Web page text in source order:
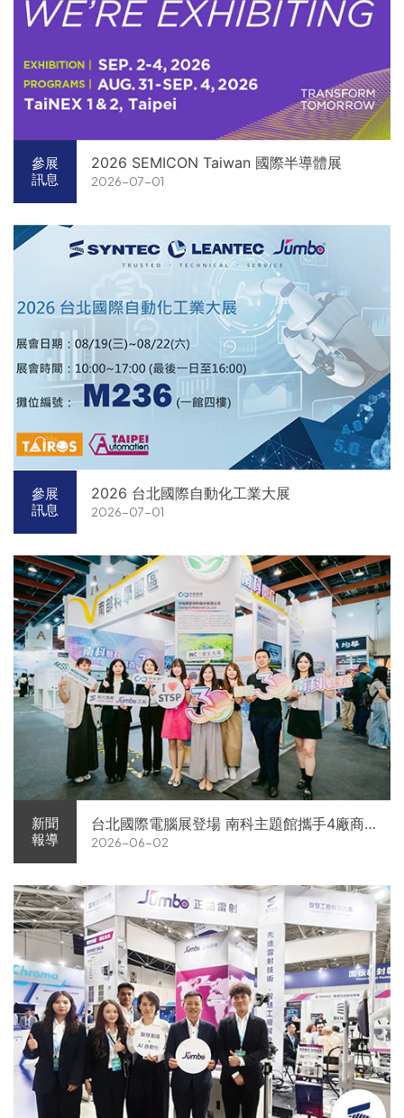
參展
訊息
2026 SEMICON Taiwan 國際半導體展
2026-07-01
參展
訊息
2026 台北國際自動化工業大展
2026-07-01
新聞
報導
台北國際電腦展登場 南科主題館攜手4廠商
展現AI供應鏈實力
2026-06-02